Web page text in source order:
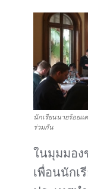
นักเรียนนายร้อยแ
ร่วมกัน
ในมุมมอง
เพื่อนนักเ